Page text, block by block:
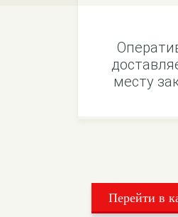
месту
Перейти в